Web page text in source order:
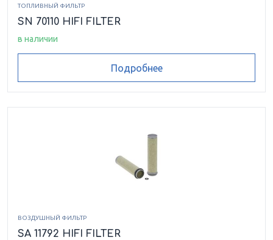
ТОПЛИВНЫЙ ФИЛЬТР
SN 70110 HIFI FILTER
в наличии
Подробнее
ВОЗДУШНЫЙ ФИЛЬТР
SA 11792 HIFI FILTER